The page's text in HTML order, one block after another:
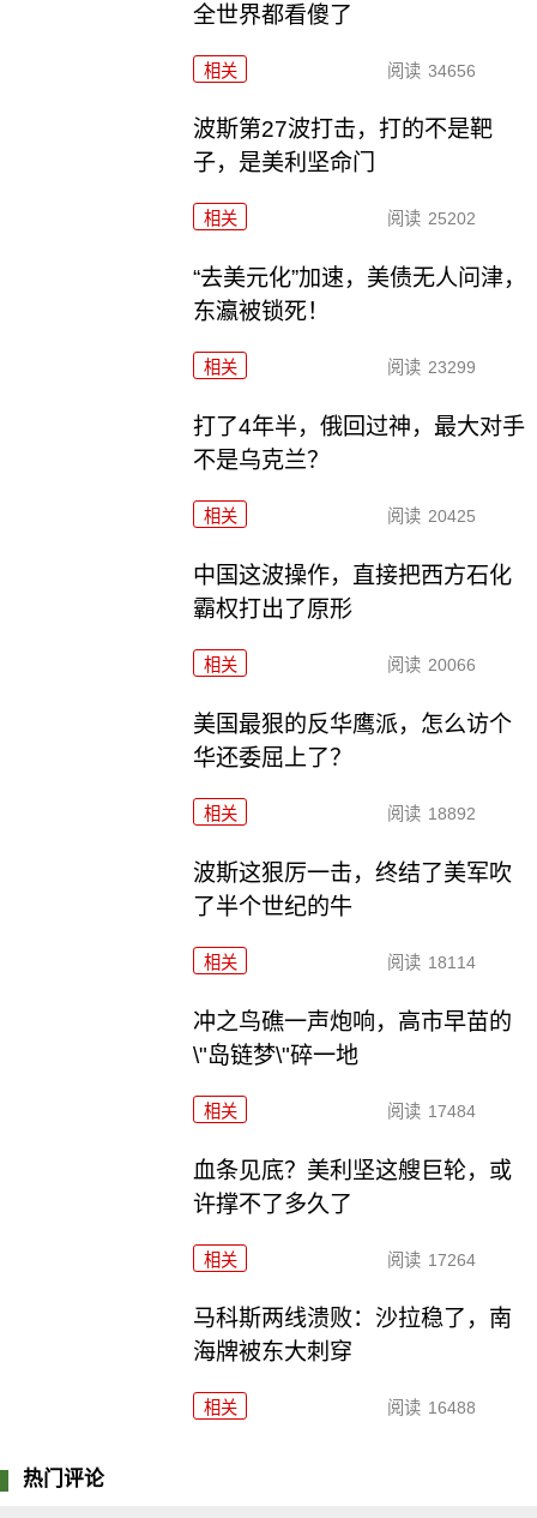
全世界都看傻了
相关 阅读 34656
波斯第27波打击，打的不是靶
子，是美利坚命门
相关 阅读 25202
“去美元化”加速，美债无人问津，
东瀛被锁死！
相关 阅读 23299
打了4年半，俄回过神，最大对手
不是乌克兰？
相关 阅读 20425
中国这波操作，直接把西方石化
霸权打出了原形
相关 阅读 20066
美国最狠的反华鹰派，怎么访个
华还委屈上了？
相关 阅读 18892
波斯这狠厉一击，终结了美军吹
了半个世纪的牛
相关 阅读 18114
冲之鸟礁一声炮响，高市早苗的
\"岛链梦\"碎一地
相关 阅读 17484
血条见底？美利坚这艘巨轮，或
许撑不了多久了
相关 阅读 17264
马科斯两线溃败：沙拉稳了，南
海牌被东大刺穿
相关 阅读 16488
热门评论